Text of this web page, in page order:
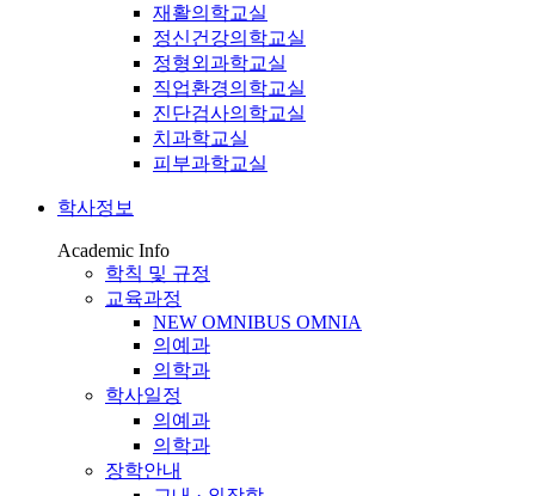
재활의학교실
정신건강의학교실
정형외과학교실
직업환경의학교실
진단검사의학교실
치과학교실
피부과학교실
학사정보
Academic Info
학칙 및 규정
교육과정
NEW OMNIBUS OMNIA
의예과
의학과
학사일정
의예과
의학과
장학안내